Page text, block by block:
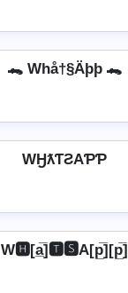
🐊 Whå†§Äþþ 🐊
WӇƛƬƧAƤƤ
W🅷[a̲̅]🆃🆂A[p̲̅][p̲̅]